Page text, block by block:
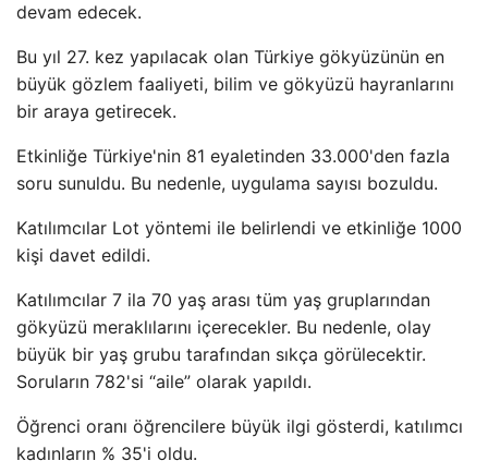
devam edecek.
Bu yıl 27. kez yapılacak olan Türkiye gökyüzünün en
büyük gözlem faaliyeti, bilim ve gökyüzü hayranlarını
bir araya getirecek.
Etkinliğe Türkiye'nin 81 eyaletinden 33.000'den fazla
soru sunuldu. Bu nedenle, uygulama sayısı bozuldu.
Katılımcılar Lot yöntemi ile belirlendi ve etkinliğe 1000
kişi davet edildi.
Katılımcılar 7 ila 70 yaş arası tüm yaş gruplarından
gökyüzü meraklılarını içerecekler. Bu nedenle, olay
büyük bir yaş grubu tarafından sıkça görülecektir.
Soruların 782'si “aile” olarak yapıldı.
Öğrenci oranı öğrencilere büyük ilgi gösterdi, katılımcı
kadınların % 35'i oldu.